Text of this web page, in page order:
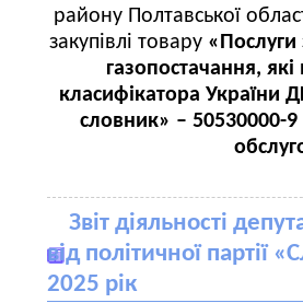
району Полтавської
закупівлі товару «Послуги
газопостачання,
класифікатора України
словник» – 50530000-9
Звіт діяльності
від політичної партії
2025 рік